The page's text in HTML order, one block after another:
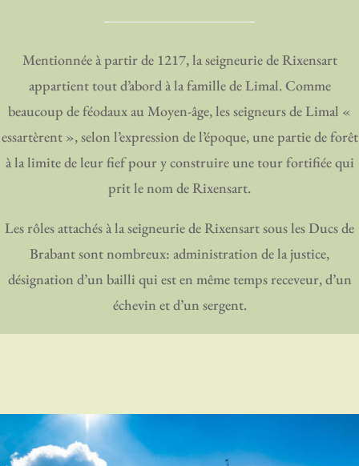
Mentionnée à partir de 1217, la seigneurie de Rixensart
appartient tout d’abord à la famille de Limal. Comme
beaucoup de féodaux au Moyen-âge, les seigneurs de Limal «
essartèrent », selon l’expression de l’époque, une partie de forêt
à la limite de leur fief pour y construire une tour fortifiée qui
prit le nom de Rixensart.
Les rôles attachés à la seigneurie de Rixensart sous les Ducs de
Brabant sont nombreux: administration de la justice,
désignation d’un bailli qui est en même temps receveur, d’un
échevin et d’un sergent.